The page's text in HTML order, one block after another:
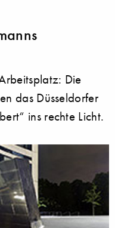
Die
das Düsseldorfer
ins rechte Licht.